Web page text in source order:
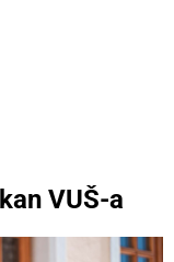
VUŠ-a